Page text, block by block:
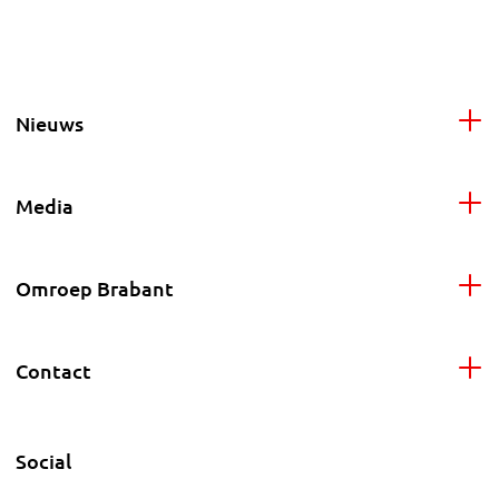
Nieuws
Media
Omroep Brabant
Contact
Social